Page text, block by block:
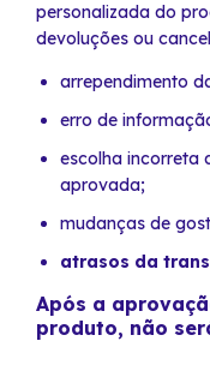
personalizada do
devoluções ou
arrependimento
erro de
escolha incorreta
aprovada;
mudanças de
atrasos da
Após a
produto, não